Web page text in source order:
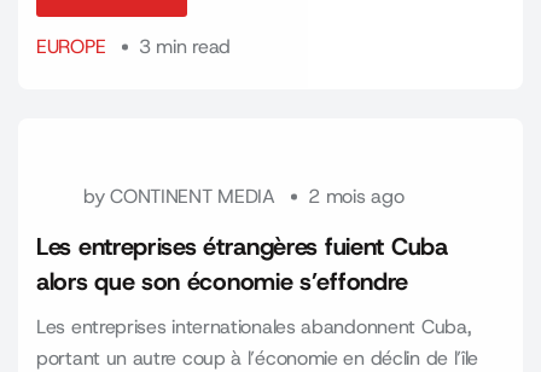
EUROPE
3 min read
byCONTINENT MEDIA 2 mois ago
Les entreprises étrangères fuient Cuba
alors que son économie s’effondre
Les entreprises internationales abandonnent Cuba,
portant un autre coup à l’économie en déclin de l’île